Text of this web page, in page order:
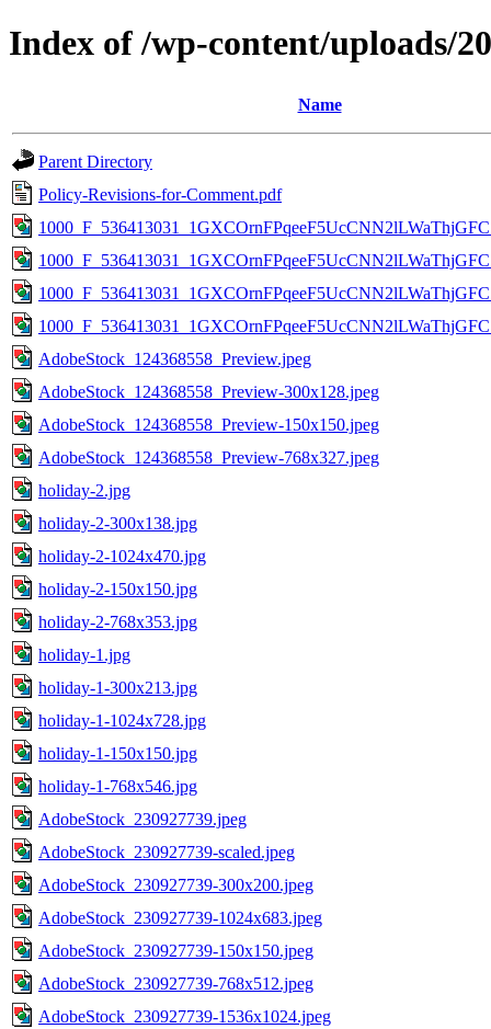
Index of /wp-content/uploads/
Name
Parent Directory
Policy-Revisions-for-Comment.pdf
AdobeStock_124368558_Preview.jpeg
AdobeStock_124368558_Preview-300x128.jpeg
AdobeStock_124368558_Preview-150x150.jpeg
AdobeStock_124368558_Preview-768x327.jpeg
holiday-2.jpg
holiday-2-300x138.jpg
holiday-2-1024x470.jpg
holiday-2-150x150.jpg
holiday-2-768x353.jpg
holiday-1.jpg
holiday-1-300x213.jpg
holiday-1-1024x728.jpg
holiday-1-150x150.jpg
holiday-1-768x546.jpg
AdobeStock_230927739.jpeg
AdobeStock_230927739-scaled.jpeg
AdobeStock_230927739-300x200.jpeg
AdobeStock_230927739-1024x683.jpeg
AdobeStock_230927739-150x150.jpeg
AdobeStock_230927739-768x512.jpeg
AdobeStock_230927739-1536x1024.jpeg